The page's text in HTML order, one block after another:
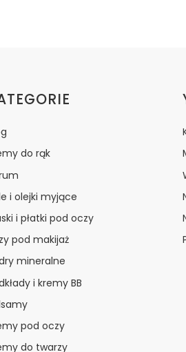
w stopce
do rąk
i olejki myjące
i płatki pod oczy
pod makijaż
mineralne
i kremy BB
pod oczy
do twarzy